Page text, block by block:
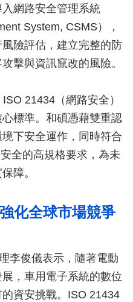
網路安全管理系統
System, CSMS），
險評估，建立完整的防
擊與資訊竄改的風險。
21434（網路安全）
標準。和碩憑藉雙重認
下安全運作，同時符合
全的高規格要求，為未
障。
化全球市場競爭
李俊儀表示，隨著電動
，車用電子系統的數位
資安挑戰。ISO 21434